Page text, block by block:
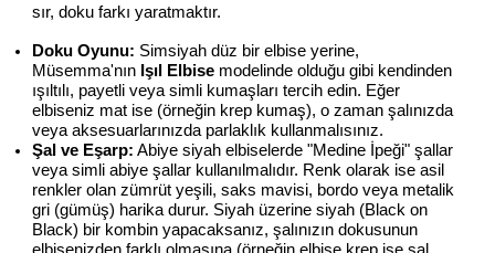
sır, doku farkı yaratmaktır.
Doku Oyunu: Simsiyah düz bir elbise yerine,
Müsemma'nın Işıl Elbise modelinde olduğu gibi kendinden
ışıltılı, payetli veya simli kumaşları tercih edin. Eğer
elbiseniz mat ise (örneğin krep kumaş), o zaman şalınızda
veya aksesuarlarınızda parlaklık kullanmalısınız.
Şal ve Eşarp: Abiye siyah elbiselerde "Medine İpeği" şallar
veya simli abiye şallar kullanılmalıdır. Renk olarak ise asil
renkler olan zümrüt yeşili, saks mavisi, bordo veya metalik
gri (gümüş) harika durur. Siyah üzerine siyah (Black on
Black) bir kombin yapacaksanız, şalınızın dokusunun
elbisenizden farklı olmasına (örneğin elbise krep ise şal